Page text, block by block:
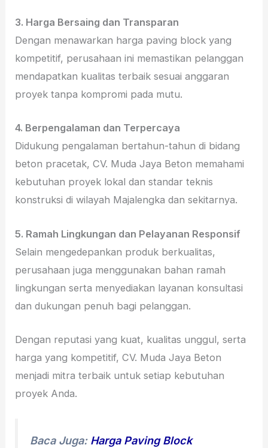
3. Harga Bersaing dan Transparan
Dengan menawarkan harga paving block yang
kompetitif, perusahaan ini memastikan pelanggan
mendapatkan kualitas terbaik sesuai anggaran
proyek tanpa kompromi pada mutu.
4. Berpengalaman dan Terpercaya
Didukung pengalaman bertahun-tahun di bidang
beton pracetak, CV. Muda Jaya Beton memahami
kebutuhan proyek lokal dan standar teknis
konstruksi di wilayah Majalengka dan sekitarnya.
5. Ramah Lingkungan dan Pelayanan Responsif
Selain mengedepankan produk berkualitas,
perusahaan juga menggunakan bahan ramah
lingkungan serta menyediakan layanan konsultasi
dan dukungan penuh bagi pelanggan.
Dengan reputasi yang kuat, kualitas unggul, serta
harga yang kompetitif, CV. Muda Jaya Beton
menjadi mitra terbaik untuk setiap kebutuhan
proyek Anda.
Baca Juga: Harga Paving Block